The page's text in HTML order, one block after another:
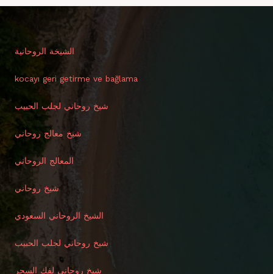
الشيخة الروحانية
kocayı geri getirme ve bağlama
شيخ روحاني لجلب الحبيب
شيخ معالج روحاني
المعالج الروحاني
شيخ روحاني
الشيخ الروحاني السعودي
شيخ روحاني لجلب الحبيب
شيخ روحاني لفك السحر